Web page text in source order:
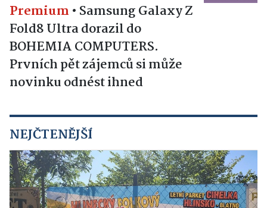
Premium • Samsung Galaxy Z
Fold8 Ultra dorazil do
BOHEMIA COMPUTERS.
Prvních pět zájemců si může
novinku odnést ihned
NEJČTENĚJŠÍ